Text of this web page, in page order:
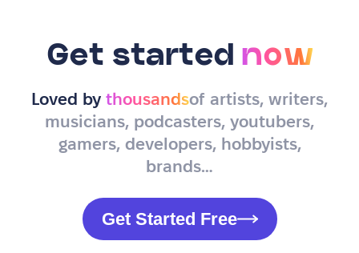
Get started now
Loved by thousandsof artists, writers,
musicians, podcasters, youtubers,
gamers, developers, hobbyists,
brands…
Get Started Free